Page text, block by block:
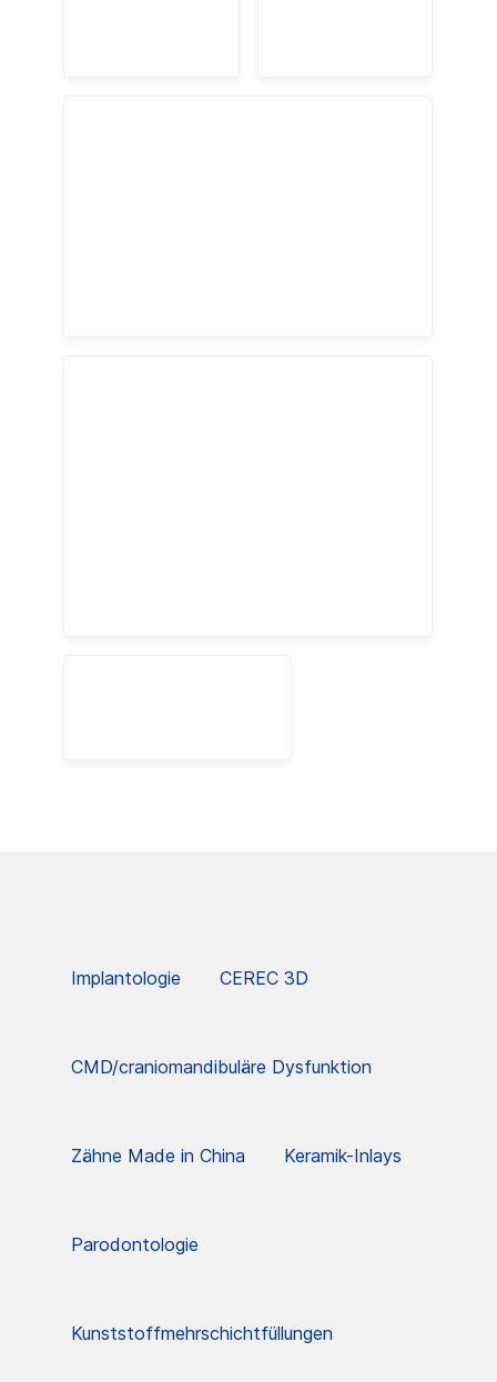
Implantologie CEREC 3D
CMD/craniomandibuläre Dysfunktion
Zähne Made in China Keramik-Inlays
Parodontologie
Kunststoffmehrschichtfüllungen